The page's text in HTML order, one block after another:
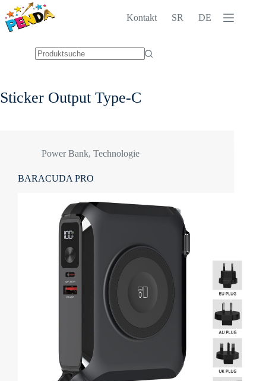
Zum
Inhalt
springen
Kontakt SR DE
Sticker Output Type-C
Power Bank, Technologie
BARACUDA PRO